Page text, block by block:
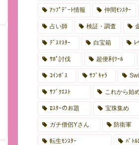
ｱｯﾌﾟﾃﾞｰﾄ情報 仲間ﾓﾝｽﾀｰ
占い師 検証・調査
ﾃﾞｽﾏｽﾀｰ 白宝箱 ﾚ
ｻﾎﾟ討伐 超便利ﾂｰﾙ
ｺｲﾝﾎﾞｽ ｻﾌﾞｷｬﾗ
ｻﾌﾞｸｴｽﾄ これから始
ﾛｽﾀｰのお題 宝珠集め
ガチ僧侶Yさん 防衛軍
転生ﾓﾝｽﾀｰ ﾊﾞﾄﾙ